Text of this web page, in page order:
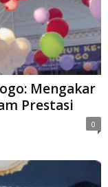
Mengakar
Prestasi
0